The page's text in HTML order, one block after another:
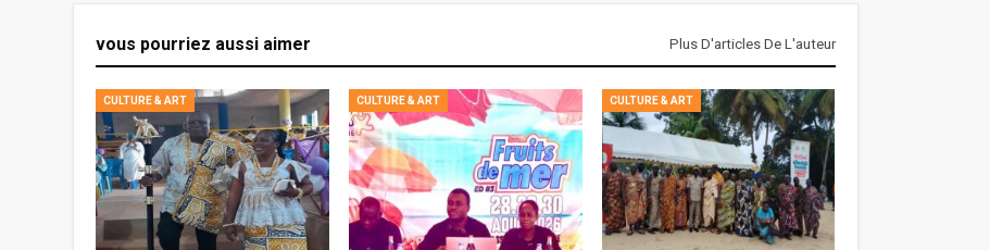
vous pourriez aussi aimer Plus D'articles De L'auteur
CULTURE & ART CULTURE & ART CULTURE & ART